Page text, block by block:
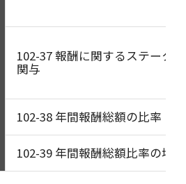
102-37 報酬に関するステーク
関与
102-38 年間報酬総額の比率
102-39 年間報酬総額比率の増